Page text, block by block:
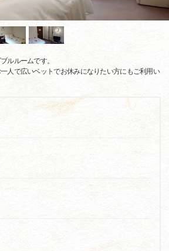
ルルームです。
人で広いベットでお休みになりたい方にもご利用い